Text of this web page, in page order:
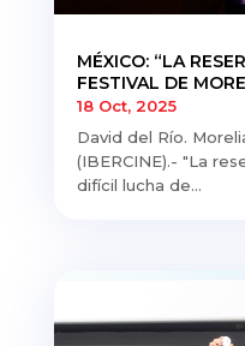
MÉXICO: “LA
FESTIVAL DE
18 Oct, 2025
David del Río.
(IBERCINE).- "La
difícil lucha de...